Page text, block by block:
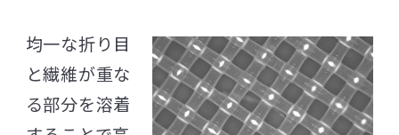
均一な折り目
と繊維が重な
る部分を溶着